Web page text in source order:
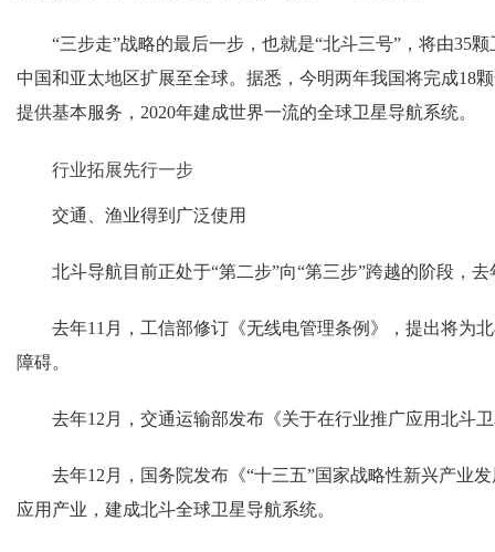
“三步走”战略的最后一步，也就是“北斗三号”，将由35颗
中国和亚太地区扩展至全球。据悉，今明两年我国将完成18
提供基本服务，2020年建成世界一流的全球卫星导航系统。
行业拓展先行一步
交通、渔业得到广泛使用
北斗导航目前正处于“第二步”向“第三步”跨越的阶段，去
去年11月，工信部修订《无线电管理条例》，提出将为
障碍。
去年12月，交通运输部发布《关于在行业推广应用北斗卫
去年12月，国务院发布《“十三五”国家战略性新兴产业发
应用产业，建成北斗全球卫星导航系统。